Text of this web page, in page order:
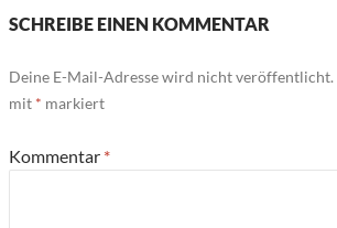
SCHREIBE EINEN KOMMENTAR
Deine E-Mail-Adresse wird nicht veröffentlicht.
mit * markiert
Kommentar *